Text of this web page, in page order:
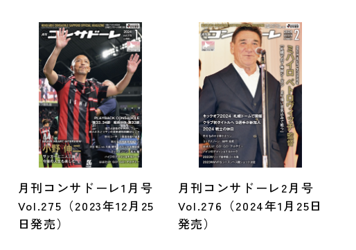
月刊コンサドーレ1月号
Vol.275（2023年12月25
日発売）
月刊コンサドーレ2月号
Vol.276（2024年1月25日
発売）